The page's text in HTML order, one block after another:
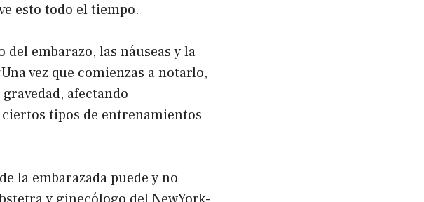
esto todo el tiempo.
embarazo, las náuseas y la
vez que comienzas a notarlo,
afectando
tipos de entrenamientos
la embarazada puede y no